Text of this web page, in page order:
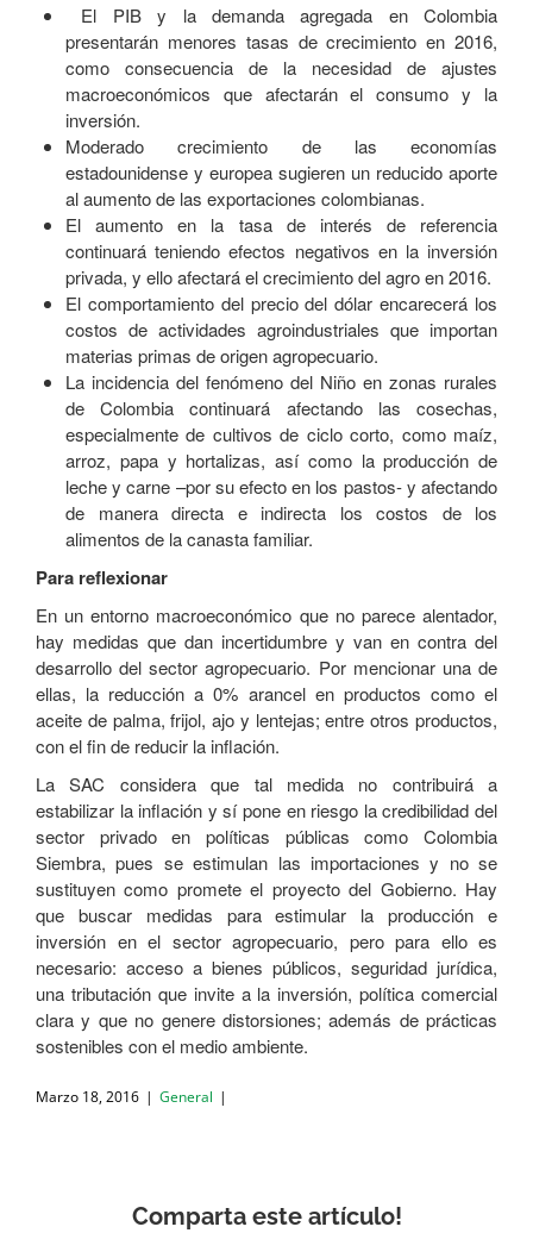
El PIB y la demanda agregada en Colombia
presentarán menores tasas de crecimiento en 2016,
como consecuencia de la necesidad de ajustes
macroeconómicos que afectarán el consumo y la
inversión.
Moderado crecimiento de las economías
estadounidense y europea sugieren un reducido aporte
al aumento de las exportaciones colombianas.
El aumento en la tasa de interés de referencia
continuará teniendo efectos negativos en la inversión
privada, y ello afectará el crecimiento del agro en 2016.
El comportamiento del precio del dólar encarecerá los
costos de actividades agroindustriales que importan
materias primas de origen agropecuario.
La incidencia del fenómeno del Niño en zonas rurales
de Colombia continuará afectando las cosechas,
especialmente de cultivos de ciclo corto, como maíz,
arroz, papa y hortalizas, así como la producción de
leche y carne –por su efecto en los pastos- y afectando
de manera directa e indirecta los costos de los
alimentos de la canasta familiar.
Para reflexionar
En un entorno macroeconómico que no parece alentador,
hay medidas que dan incertidumbre y van en contra del
desarrollo del sector agropecuario. Por mencionar una de
ellas, la reducción a 0% arancel en productos como el
aceite de palma, frijol, ajo y lentejas; entre otros productos,
con el fin de reducir la inflación.
La SAC considera que tal medida no contribuirá a
estabilizar la inflación y sí pone en riesgo la credibilidad del
sector privado en políticas públicas como Colombia
Siembra, pues se estimulan las importaciones y no se
sustituyen como promete el proyecto del Gobierno. Hay
que buscar medidas para estimular la producción e
inversión en el sector agropecuario, pero para ello es
necesario: acceso a bienes públicos, seguridad jurídica,
una tributación que invite a la inversión, política comercial
clara y que no genere distorsiones; además de prácticas
sostenibles con el medio ambiente.
Marzo 18, 2016 | General |
Comparta este artículo!